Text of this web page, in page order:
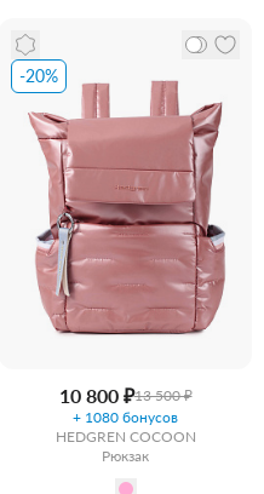
-20%
10 800 ₽13 500 ₽
+ 1080 бонусов
HEDGREN COCOON
Рюкзак